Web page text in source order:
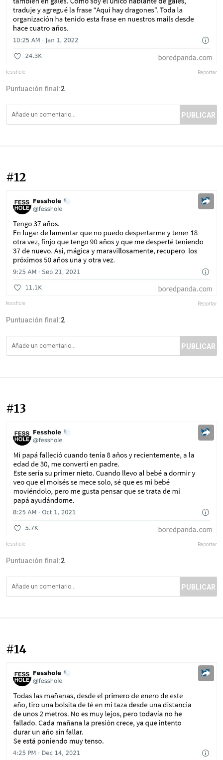
fesshole Reportar
Puntuación final:2
PUBLICAR
#12
fesshole Reportar
Puntuación final:2
PUBLICAR
#13
fesshole Reportar
Puntuación final:2
PUBLICAR
#14